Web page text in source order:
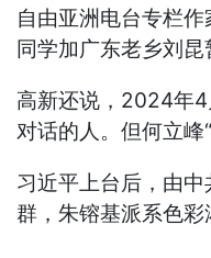
自由亚洲电台专栏
同学加广东老乡刘
高新还说，2024年4
对话的人。但何立峰
习近平上台后，由
群，朱镕基派系色